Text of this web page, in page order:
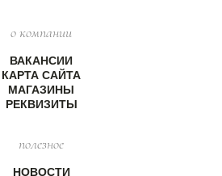
о компании
ВАКАНСИИ
КАРТА САЙТА
МАГАЗИНЫ
РЕКВИЗИТЫ
полезное
НОВОСТИ